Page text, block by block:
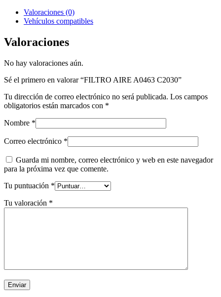
Valoraciones (0)
Vehículos compatibles
Valoraciones
No hay valoraciones aún.
Sé el primero en valorar “FILTRO AIRE A0463 C2030”
Tu dirección de correo electrónico no será publicada. Los campos
obligatorios están marcados con *
Nombre *
Correo electrónico *
Guarda mi nombre, correo electrónico y web en este navegador
para la próxima vez que comente.
Tu puntuación *
Tu valoración *